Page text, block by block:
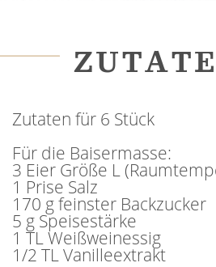
Zutaten für 6 Stück
Für die Baisermasse:
3 Eier Größe L
1 Prise Salz
170 g feinster Backzucker
5 g Speisestärke
1 TL Weißweinessig
1/2 TL Vanilleextrakt